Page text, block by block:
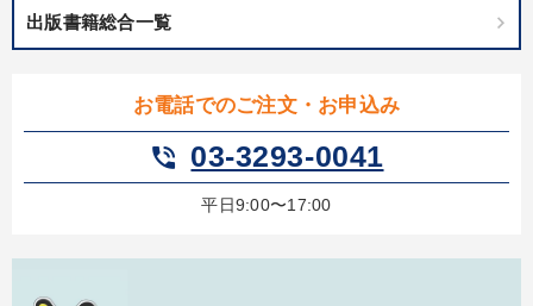
出版書籍総合一覧
お電話でのご注文・お申込み
phone_in_talk 03-3293-0041
平日9:00〜17:00